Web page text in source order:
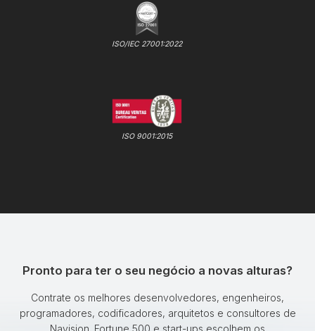
ISO/IEC 27001:2022
ISO 9001:2015
Pronto para ter o seu negócio a novas alturas?
Contrate os melhores desenvolvedores, engenheiros,
programadores, codificadores, arquitetos e consultores de
Navision. Fortune 500 e start-ups escolhem os